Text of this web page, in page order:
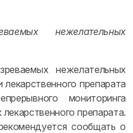
нежелательных
нежелательных
лекарственного препарата
мониторинга
препарата.
сообщать о